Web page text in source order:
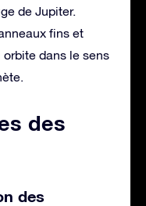
de Jupiter.
fins et
orbite dans le sens
des
des